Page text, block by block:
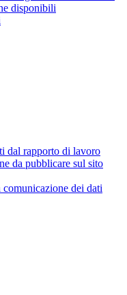
disponibili
dal rapporto di lavoro
da pubblicare sul sito
comunicazione dei dati